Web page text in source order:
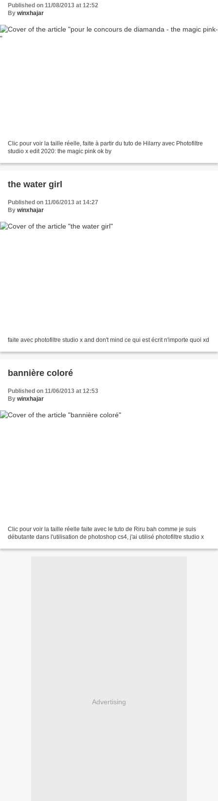
Published on 11/08/2013 at 12:52
By winxhajar
Clic pour voir la taille réelle, faite à partir du tuto de Hilarry avec Photofiltre
studio x edit 2020: the magic pink ok by
the water girl
Published on 11/06/2013 at 14:27
By winxhajar
faite avec photofiltre studio x and don't mind ce qui est écrit n'importe quoi xd
bannière coloré
Published on 11/06/2013 at 12:53
By winxhajar
Clic pour voir la taille réelle faite avec le tuto de Riru bah comme je suis
débutante dans l'utilisation de photoshop cs4, j'ai utilisé photofiltre studio x
Advertising